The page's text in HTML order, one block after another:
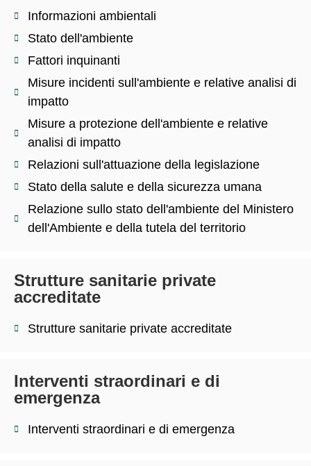
Informazioni ambientali
Stato dell'ambiente
Fattori inquinanti
Misure incidenti sull'ambiente e relative analisi di
impatto
Misure a protezione dell'ambiente e relative
analisi di impatto
Relazioni sull'attuazione della legislazione
Stato della salute e della sicurezza umana
Relazione sullo stato dell'ambiente del Ministero
dell'Ambiente e della tutela del territorio
Strutture sanitarie private
accreditate
Strutture sanitarie private accreditate
Interventi straordinari e di
emergenza
Interventi straordinari e di emergenza